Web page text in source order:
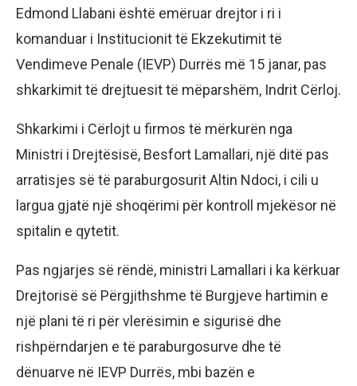
Edmond Llabani është emëruar drejtor i ri i
komanduar i Institucionit të Ekzekutimit të
Vendimeve Penale (IEVP) Durrës më 15 janar, pas
shkarkimit të drejtuesit të mëparshëm, Indrit Cërloj.
Shkarkimi i Cërlojt u firmos të mërkurën nga
Ministri i Drejtësisë, Besfort Lamallari, një ditë pas
arratisjes së të paraburgosurit Altin Ndoci, i cili u
largua gjatë një shoqërimi për kontroll mjekësor në
spitalin e qytetit.
Pas ngjarjes së rëndë, ministri Lamallari i ka kërkuar
Drejtorisë së Përgjithshme të Burgjeve hartimin e
një plani të ri për vlerësimin e sigurisë dhe
rishpërndarjen e të paraburgosurve dhe të
dënuarve në IEVP Durrës, mbi bazën e